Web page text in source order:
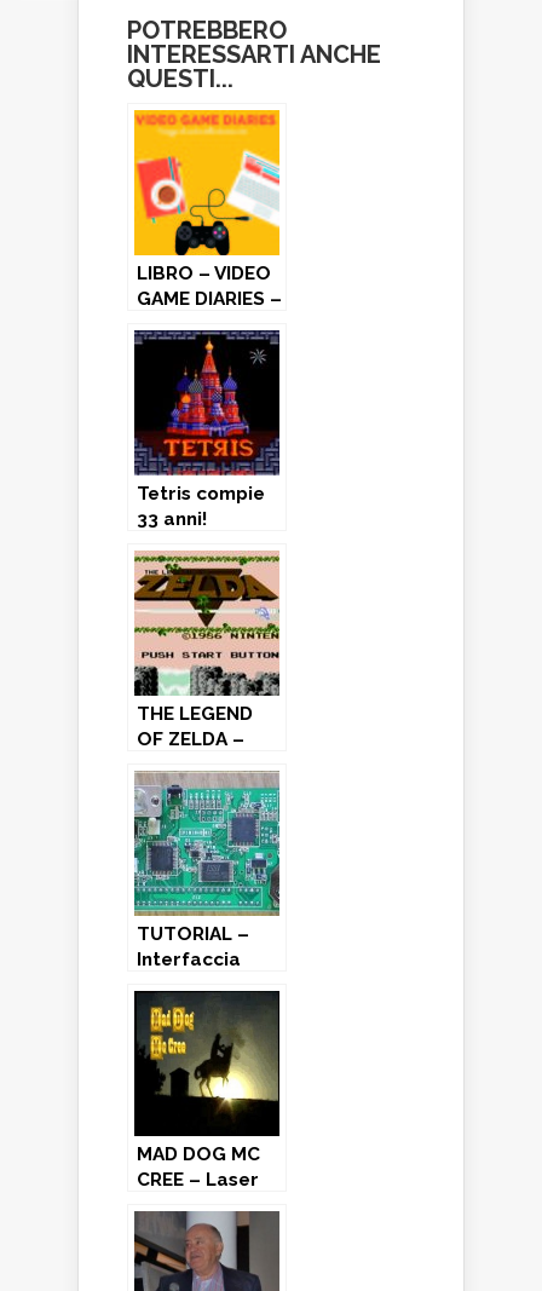
POTREBBERO
INTERESSARTI ANCHE
QUESTI...
LIBRO – VIDEO
GAME DIARIES –
Peccerella
Tetris compie
33 anni!
THE LEGEND
OF ZELDA –
TUTORIAL –
Interfaccia
Spectrum
MAD DOG MC
CREE – Laser